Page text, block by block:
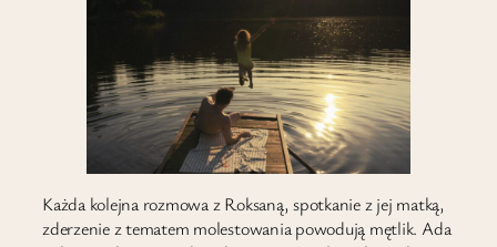
Każda kolejna rozmowa z Roksaną, spotkanie z jej matką,
zderzenie z tematem molestowania powodują mętlik. Ada